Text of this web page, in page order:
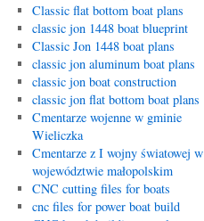
Classic flat bottom boat plans
classic jon 1448 boat blueprint
Classic Jon 1448 boat plans
classic jon aluminum boat plans
classic jon boat construction
classic jon flat bottom boat plans
Cmentarze wojenne w gminie
Wieliczka
Cmentarze z I wojny światowej w
województwie małopolskim
CNC cutting files for boats
cnc files for power boat build